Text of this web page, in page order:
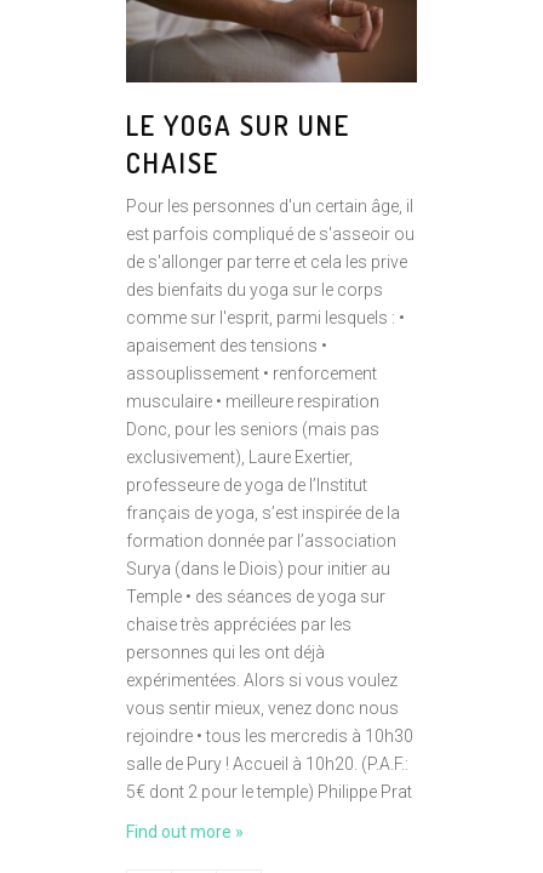
LE YOGA SUR UNE
CHAISE
Pour les personnes d'un certain âge, il
est parfois compliqué de s'asseoir ou
de s'allonger par terre et cela les prive
des bienfaits du yoga sur le corps
comme sur l'esprit, parmi lesquels : •
apaisement des tensions •
assouplissement • renforcement
musculaire • meilleure respiration
Donc, pour les seniors (mais pas
exclusivement), Laure Exertier,
professeure de yoga de l’Institut
français de yoga, s’est inspirée de la
formation donnée par l’association
Surya (dans le Diois) pour initier au
Temple • des séances de yoga sur
chaise très appréciées par les
personnes qui les ont déjà
expérimentées. Alors si vous voulez
vous sentir mieux, venez donc nous
rejoindre • tous les mercredis à 10h30
salle de Pury ! Accueil à 10h20. (P.A.F.:
5€ dont 2 pour le temple) Philippe Prat
Find out more »